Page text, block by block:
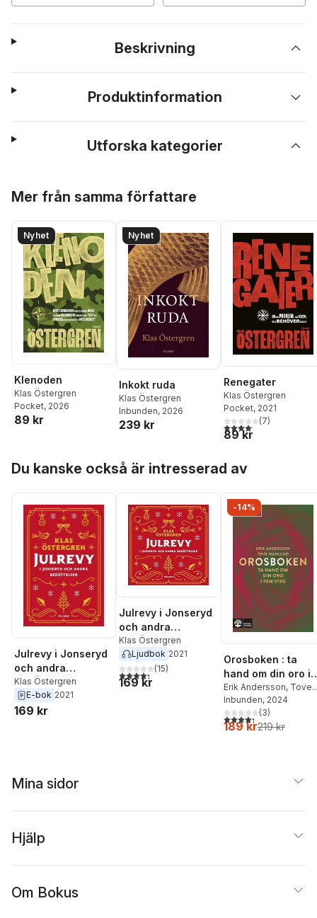
Beskrivning
Produktinformation
Utforska kategorier
Mer från samma författare
Nyhet
Klenoden
Klas Östergren
Pocket, 2026
89 kr
Nyhet
Inkokt ruda
Klas Östergren
Inbunden, 2026
239 kr
Renegater
Klas Östergren
Pocket, 2021
4,1utav 5 stjärnor.
(7)
89 kr
Du kanske också är intresserad av
Julrevy i Jonseryd
och andra
berättelser
Klas Östergren
E-bok 2021
169 kr
Julrevy i Jonseryd
och andra
berättelser
Klas Östergren
Ljudbok 2021
4,3utav 5 stjärnor. Totalt antal röster:
(15)
169 kr
-14%
Orosboken : ta
hand om din oro i
fem steg
Erik Andersson, Tove
Wahlund
Inbunden, 2024
4,3utav 5 stjärnor.
(3)
189 kr219 kr
Mina sidor
Hjälp
Om Bokus